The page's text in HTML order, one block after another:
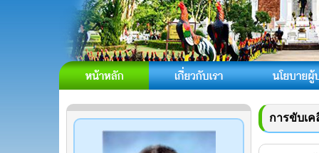
การขับเ